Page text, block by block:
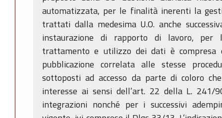
automatizzata, per le finalità inerenti la
trattati dalla medesima U.O. anche
instaurazione di rapporto di lavoro, per
trattamento e utilizzo dei dati è compresa
pubblicazione correlata alle stesse
sottoposti ad accesso da parte di coloro
interesse ai sensi dell’art. 22 della L. 241/
integrazioni nonché per i successivi